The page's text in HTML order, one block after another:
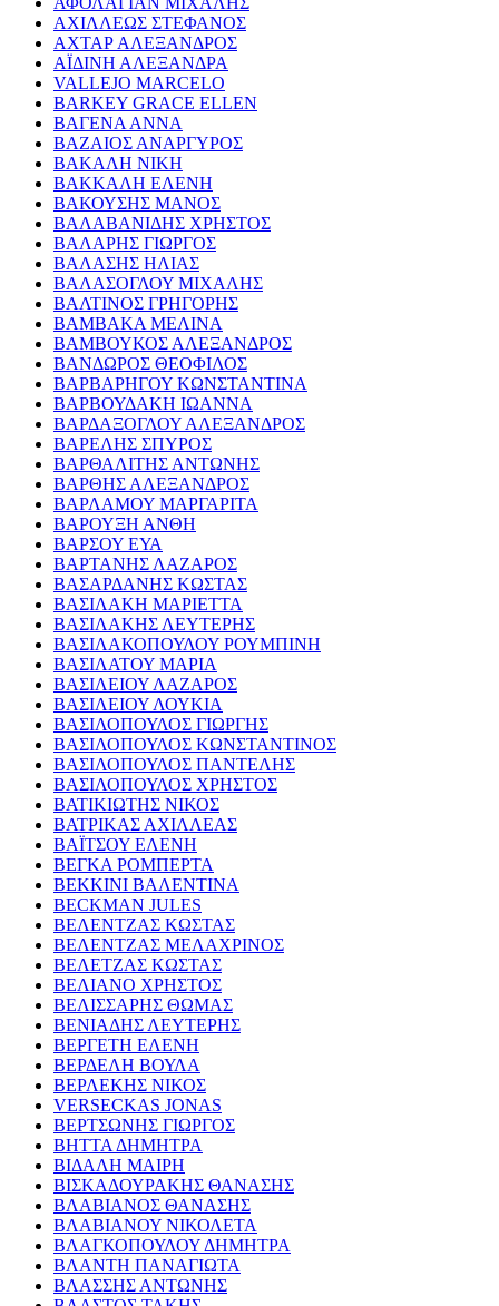
ΑΧΙΛΛΕΩΣ ΣΤΕΦΑΝΟΣ
ΑΧΤΑΡ ΑΛΕΞΑΝΔΡΟΣ
ΑΪΔΙΝΗ ΑΛΕΞΑΝΔΡΑ
VALLEJO MARCELO
BARKEY GRACE ELLEN
ΒΑΓΕΝΑ ΑΝΝΑ
ΒΑΖΑΙΟΣ ΑΝΑΡΓΥΡΟΣ
ΒΑΚΑΛΗ ΝΙΚΗ
ΒΑΚΚΑΛΗ ΕΛΕΝΗ
ΒΑΚΟΥΣΗΣ ΜΑΝΟΣ
ΒΑΛΑΒΑΝΙΔΗΣ ΧΡΗΣΤΟΣ
ΒΑΛΑΡΗΣ ΓΙΩΡΓΟΣ
ΒΑΛΑΣΗΣ ΗΛΙΑΣ
ΒΑΛΑΣΟΓΛΟΥ ΜΙΧΑΛΗΣ
ΒΑΛΤΙΝΟΣ ΓΡΗΓΟΡΗΣ
ΒΑΜΒΑΚΑ ΜΕΛΙΝΑ
ΒΑΜΒΟΥΚΟΣ ΑΛΕΞΑΝΔΡΟΣ
ΒΑΝΔΩΡΟΣ ΘΕΟΦΙΛΟΣ
ΒΑΡΒΑΡΗΓΟΥ ΚΩΝΣΤΑΝΤΙΝΑ
ΒΑΡΒΟΥΔΑΚΗ ΙΩΑΝΝΑ
ΒΑΡΔΑΞΟΓΛΟΥ ΑΛΕΞΑΝΔΡΟΣ
ΒΑΡΕΛΗΣ ΣΠΥΡΟΣ
ΒΑΡΘΑΛΙΤΗΣ ΑΝΤΩΝΗΣ
ΒΑΡΘΗΣ ΑΛΕΞΑΝΔΡΟΣ
ΒΑΡΛΑΜΟΥ ΜΑΡΓΑΡΙΤΑ
ΒΑΡΟΥΞΗ ΑΝΘΗ
ΒΑΡΣΟΥ ΕΥΑ
ΒΑΡΤΑΝΗΣ ΛΑΖΑΡΟΣ
ΒΑΣΑΡΔΑΝΗΣ ΚΩΣΤΑΣ
ΒΑΣΙΛΑΚΗ ΜΑΡΙΕΤΤΑ
ΒΑΣΙΛΑΚΗΣ ΛΕΥΤΕΡΗΣ
ΒΑΣΙΛΑΚΟΠΟΥΛΟΥ ΡΟΥΜΠΙΝΗ
ΒΑΣΙΛΑΤΟΥ ΜΑΡΙΑ
ΒΑΣΙΛΕΙΟΥ ΛΑΖΑΡΟΣ
ΒΑΣΙΛΕΙΟΥ ΛΟΥΚΙΑ
ΒΑΣΙΛΟΠΟΥΛΟΣ ΓΙΩΡΓΗΣ
ΒΑΣΙΛΟΠΟΥΛΟΣ ΚΩΝΣΤΑΝΤΙΝΟΣ
ΒΑΣΙΛΟΠΟΥΛΟΣ ΠΑΝΤΕΛΗΣ
ΒΑΣΙΛΟΠΟΥΛΟΣ ΧΡΗΣΤΟΣ
ΒΑΤΙΚΙΩΤΗΣ ΝΙΚΟΣ
ΒΑΤΡΙΚΑΣ ΑΧΙΛΛΕΑΣ
ΒΑΪΤΣΟΥ ΕΛΕΝΗ
ΒΕΓΚΑ ΡΟΜΠΕΡΤΑ
ΒΕΚΚΙΝΙ ΒΑΛΕΝΤΙΝΑ
BECKMAN JULES
ΒΕΛΕΝΤΖΑΣ ΚΩΣΤΑΣ
ΒΕΛΕΝΤΖΑΣ ΜΕΛΑΧΡΙΝΟΣ
ΒΕΛΕΤΖΑΣ ΚΩΣΤΑΣ
ΒΕΛΙΑΝΟ ΧΡΗΣΤΟΣ
ΒΕΛΙΣΣΑΡΗΣ ΘΩΜΑΣ
ΒΕΝΙΑΔΗΣ ΛΕΥΤΕΡΗΣ
ΒΕΡΓΕΤΗ ΕΛΕΝΗ
ΒΕΡΔΕΛΗ ΒΟΥΛΑ
ΒΕΡΛΕΚΗΣ ΝΙΚΟΣ
VERSECKAS JONAS
ΒΕΡΤΣΩΝΗΣ ΓΙΩΡΓΟΣ
ΒΗΤΤΑ ΔΗΜΗΤΡΑ
ΒΙΔΑΛΗ ΜΑΙΡΗ
ΒΙΣΚΑΔΟΥΡΑΚΗΣ ΘΑΝΑΣΗΣ
ΒΛΑΒΙΑΝΟΣ ΘΑΝΑΣΗΣ
ΒΛΑΒΙΑΝΟΥ ΝΙΚΟΛΕΤΑ
ΒΛΑΓΚΟΠΟΥΛΟΥ ΔΗΜΗΤΡΑ
ΒΛΑΝΤΗ ΠΑΝΑΓΙΩΤΑ
ΒΛΑΣΣΗΣ ΑΝΤΩΝΗΣ